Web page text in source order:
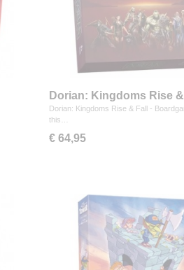
Dorian: Kingdoms Rise
Boardgame (ENG)
Dorian: Kingdoms Rise & Fall -
this…
€ 64,95